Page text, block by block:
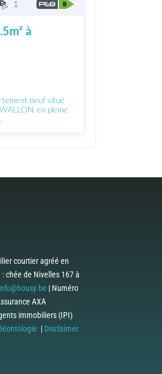
1
à
neuf situé
en pleine
courtier agréé en
chée de Nivelles 167 à
| Numéro
AXA
immobiliers (IPI)
| Disclaimer